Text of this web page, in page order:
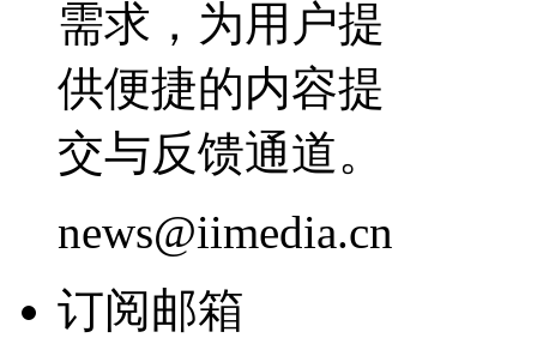
需求，为用户提
供便捷的内容提
交与反馈通道。
news@iimedia.cn
订阅邮箱